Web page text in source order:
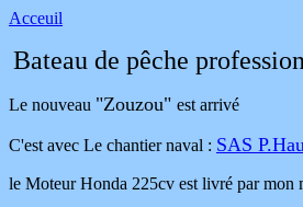
Acceuil
Bateau de pêche
Le nouveau "Zouzou" est arrivé
C'est avec Le chantier naval : SAS
le Moteur Honda 225cv est livré par mon